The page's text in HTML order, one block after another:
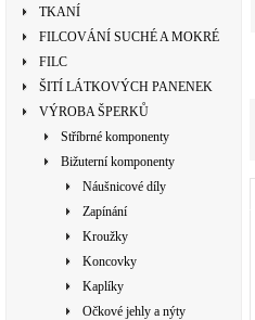
TKANÍ
FILCOVÁNÍ SUCHÉ A MOKRÉ
FILC
ŠITÍ LÁTKOVÝCH PANENEK
VÝROBA ŠPERKŮ
Stříbrné komponenty
Bižuterní komponenty
Náušnicové díly
Zapínání
Kroužky
Koncovky
Kaplíky
Očkové jehly a nýty